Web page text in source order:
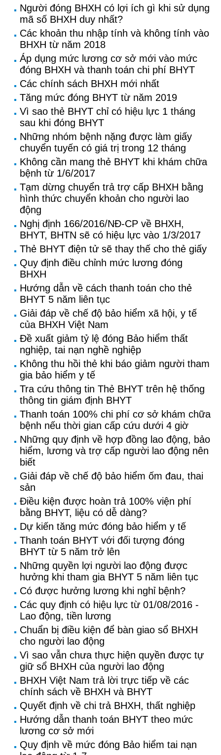
Người đóng BHXH có lợi ích gì khi sử dụng
mã số BHXH duy nhất?
Các khoản thu nhập tính và không tính vào
BHXH từ năm 2018
Áp dụng mức lương cơ sở mới vào mức
đóng BHXH và thanh toán chi phí BHYT
Các chính sách BHXH mới nhất
Tăng mức đóng BHYT từ năm 2019
Vì sao thẻ BHYT chỉ có hiệu lực 1 tháng
sau khi đóng BHYT
Những nhóm bệnh nặng được làm giấy
chuyển tuyến có giá trị trong 12 tháng
Không cần mang thẻ BHYT khi khám chữa
bệnh từ 1/6/2017
Tạm dừng chuyển trả trợ cấp BHXH bằng
hình thức chuyển khoản cho người lao
động
Nghị định 166/2016/NĐ-CP về BHXH,
BHYT, BHTN sẽ có hiệu lực vào 1/3/2017
Thẻ BHYT điện tử sẽ thay thế cho thẻ giấy
Quy định điều chỉnh mức lương đóng
BHXH
Hướng dẫn về cách thanh toán cho thẻ
BHYT 5 năm liên tục
Giải đáp về chế độ bảo hiểm xã hội, y tế
của BHXH Việt Nam
Đề xuất giảm tỷ lệ đóng Bảo hiểm thất
nghiệp, tai nạn nghề nghiệp
Không thu hồi thẻ khi báo giảm người tham
gia bảo hiểm y tế
Tra cứu thông tin Thẻ BHYT trên hệ thống
thông tin giám định BHYT
Thanh toán 100% chi phí cơ sở khám chữa
bệnh nếu thời gian cấp cứu dưới 4 giờ
Những quy định về hợp đồng lao động, bảo
hiểm, lương và trợ cấp người lao động nên
biết
Giải đáp về chế độ bảo hiểm ốm đau, thai
sản
Điều kiện được hoàn trả 100% viện phí
bằng BHYT, liệu có dễ dàng?
Dự kiến tăng mức đóng bảo hiểm y tế
Thanh toán BHYT với đối tượng đóng
BHYT từ 5 năm trở lên
Những quyền lợi người lao động được
hưởng khi tham gia BHYT 5 năm liên tục
Có được hưởng lương khi nghỉ bệnh?
Các quy định có hiệu lực từ 01/08/2016 -
Lao động, tiền lương
Chuẩn bị điều kiện để bàn giao sổ BHXH
cho người lao động
Vì sao vẫn chưa thực hiện quyền được tự
giữ sổ BHXH của người lao động
BHXH Việt Nam trả lời trực tiếp về các
chính sách về BHXH và BHYT
Quyết định về chi trả BHXH, thất nghiệp
Hướng dẫn thanh toán BHYT theo mức
lương cơ sở mới
Quy định về mức đóng Bảo hiểm tai nạn